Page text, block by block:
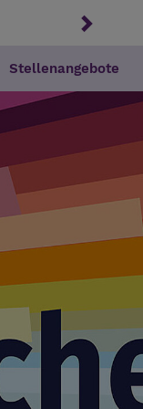
Stellenangebote